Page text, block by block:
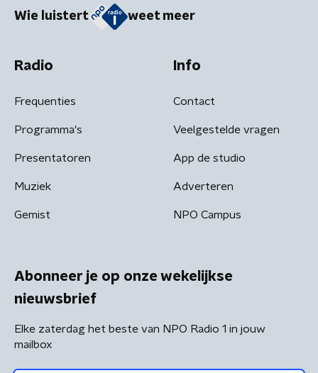
Wie luistert weet meer
Radio
Frequenties
Programma's
Presentatoren
Muziek
Gemist
Info
Contact
Veelgestelde vragen
App de studio
Adverteren
NPO Campus
Abonneer je op onze wekelijkse
nieuwsbrief
Elke zaterdag het beste van NPO Radio 1 in jouw
mailbox